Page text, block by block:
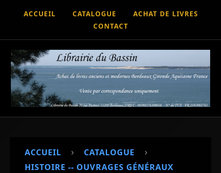
ACCUEIL CATALOGUE
ACHAT DE LIVRES
CONTACT
ACCUEIL › CATALOGUE ›
HISTOIRE -- OUVRAGES GÉNÉRAUX